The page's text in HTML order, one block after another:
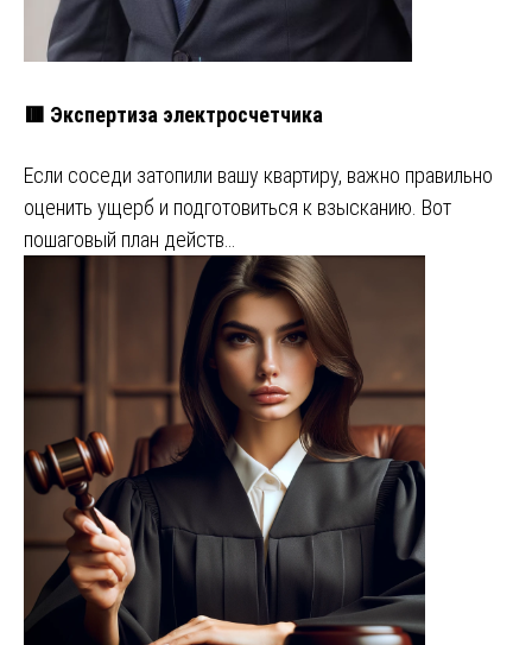
🟥 Экспертиза электросчетчика
Если соседи затопили вашу квартиру, важно правильно
оценить ущерб и подготовиться к взысканию. Вот
пошаговый план действ…